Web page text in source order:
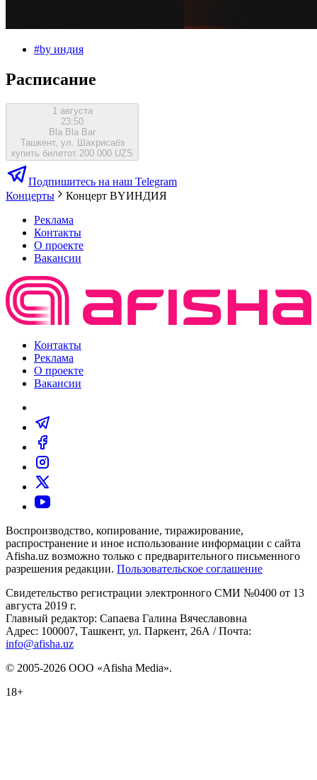
#by индия
Расписание
1 августа
23:50
Bla Bla Bar
Ташкент, ул. Шахрисабз
купить билетот 200 000 UZS
Подпишитесь на наш Telegram
Концерты
Концерт BYИНДИЯ
Реклама
Контакты
О проекте
Вакансии
Контакты
Реклама
О проекте
Вакансии
Воспроизводство, копирование, тиражирование,
распространение и иное использование информации с сайта
Afisha.uz возможно только с предварительного письменного
разрешения редакции. Пользовательское соглашение
Свидетельство регистрации электронного СМИ №0400 от 13
августа 2019 г.
Главный редактор: Сапаева Галина Вячеславовна
Адрес: 100007, Ташкент, ул. Паркент, 26А / Почта:
info@afisha.uz
© 2005-2026 ООО «Afisha Media».
18+